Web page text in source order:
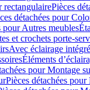
rectangulairePièces
détachées pour
pour Autres meubles
et crochets porte-
Avec éclairage intégré
Éléments
pour Montage
Pièces détachées